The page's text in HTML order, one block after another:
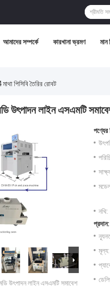
আমাদের সম্পর্কে কারখানা ভ্রমণ মান
পিসিবি তৈরির রোবট
লাইন এসএমটি সমাবেশ
উৎপাদন লাইন এসএমটি সমাবেশ
পণ্যের
নথি:
প্রদান:
মূল্য: